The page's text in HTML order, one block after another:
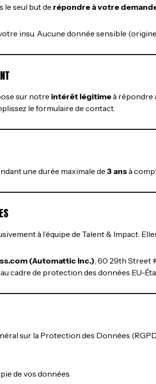
le seul but de répondre à votre
insu. Aucune donnée sensible
sur notre intérêt légitimeà répondre
le formulaire de contact.
une durée maximale de 3 ansà
à l’équipe de Talent & Impact.
(Automattic Inc.), 60 29th Street
cadre de protection des données EU-
sur la Protection des Données
de vos données